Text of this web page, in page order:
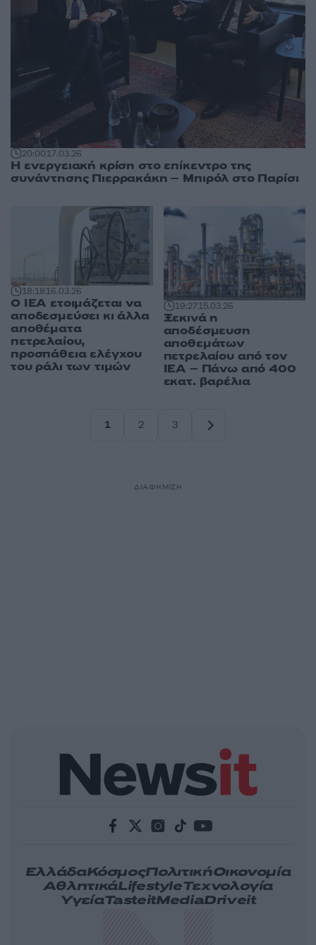
20:0017.03.26
Η ενεργειακή κρίση στο επίκεντρο της
συνάντησης Πιερρακάκη – Μπιρόλ στο Παρίσι
18:1816.03.26
Ο ΙΕΑ ετοιμάζεται να
αποδεσμεύσει κι άλλα
αποθέματα
πετρελαίου,
προσπάθεια ελέγχου
του ράλι των τιμών
19:2715.03.26
Ξεκινά η
αποδέσμευση
αποθεμάτων
πετρελαίου από τον
ΙΕΑ – Πάνω από 400
εκατ. βαρέλια
1
2
3
ΔΙΑΦΗΜΙΣΗ
ΕλλάδαΚόσμοςΠολιτικήΟικονομία
ΑθλητικάLifestyleΤεχνολογία
ΥγείαTasteitMediaDriveit